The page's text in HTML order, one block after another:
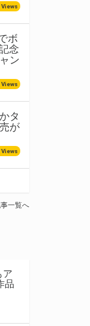
Views
ボ
念
ン
Views
タ
が
Views
一覧へ
ア
品